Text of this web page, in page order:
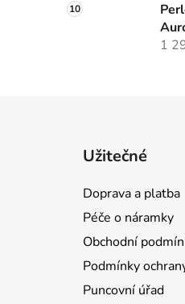
1
Užitečné
Doprava a platba
Péče o náramky
Obchodní
Podmínky
Puncovní úřad